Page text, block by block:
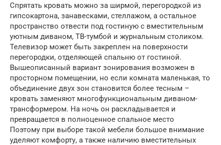
Спрятать кровать можно за ширмой, перегородкой из
гипсокартона, занавесками, стеллажом, а остальное
пространство отвести под гостиную с вместительным
уютным диваном, ТВ-тумбой и журнальным столиком.
Телевизор может быть закреплен на поверхности
перегородки, отделяющей спальню от гостиной.
Вышеописанный вариант зонирования возможен в
просторном помещении, но если комната маленькая, то
объединение двух зон становится более тесным –
кровать заменяют многофункциональным диваном-
трансформером. На ночь он раскладывается и
превращается в полноценное спальное место
Поэтому при выборе такой мебели большое внимание
уделяют комфорту, а также наличию вместительных